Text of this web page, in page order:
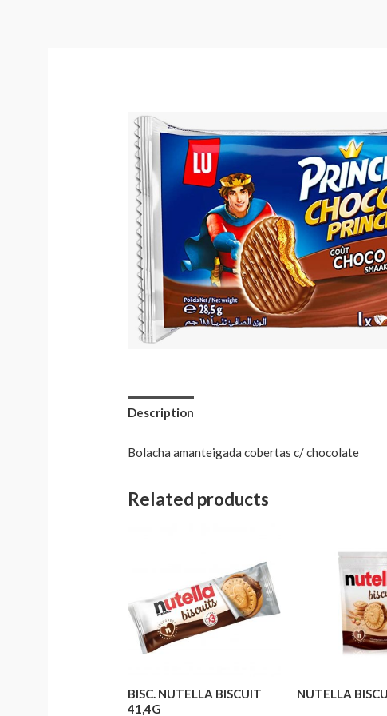
Description
Bolacha amanteigada cobertas c/ chocolate
Related products
BISC. NUTELLA BISCUIT
41,4G
NUTELLA